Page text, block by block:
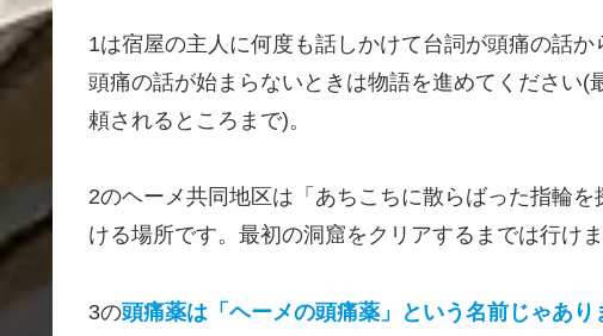
1は宿屋の主人に何度も話しかけて台詞が頭痛の話か
頭痛の話が始まらないときは物語を進めてください
頼されるところまで)。
2のヘーメ共同地区は「あちこちに散らばった指輪
ける場所です。最初の洞窟をクリアするまでは行けま
3の頭痛薬は「ヘーメの頭痛薬」という名前じゃあり